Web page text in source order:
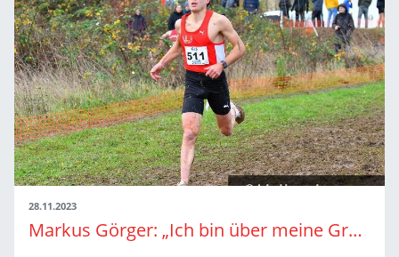
28.11.2023
Markus Görger: „Ich bin über meine Grenzen gegangen“